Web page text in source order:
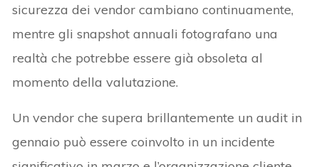
sicurezza dei vendor cambiano continuamente,
mentre gli snapshot annuali fotografano una
realtà che potrebbe essere già obsoleta al
momento della valutazione.
Un vendor che supera brillantemente un audit in
gennaio può essere coinvolto in un incidente